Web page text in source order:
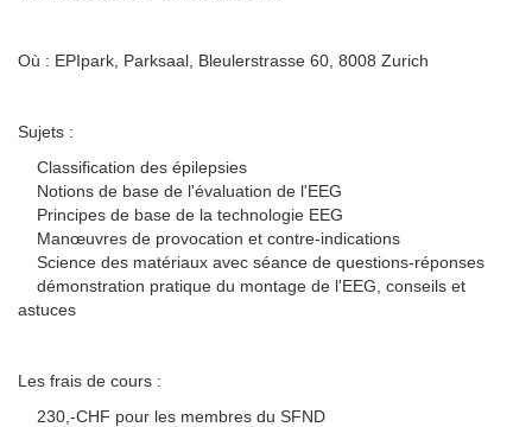
Où : EPIpark, Parksaal, Bleulerstrasse 60, 8008 Zurich
Sujets :
Classification des épilepsies
Notions de base de l'évaluation de l'EEG
Principes de base de la technologie EEG
Manœuvres de provocation et contre-indications
Science des matériaux avec séance de questions-réponses
démonstration pratique du montage de l'EEG, conseils et
astuces
Les frais de cours :
230,-CHF pour les membres du SFND